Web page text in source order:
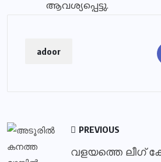
ആവശ്യപ്പെട്ടു.
adoor
PREVIOUS
വളയത്തെ ലീഗ്